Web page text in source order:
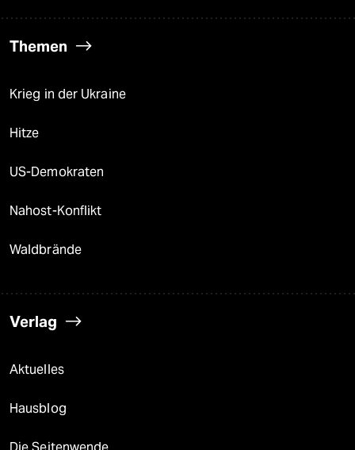
Themen
Krieg in der Ukraine
Hitze
US-Demokraten
Nahost-Konflikt
Waldbrände
Verlag
Aktuelles
Hausblog
Die Seitenwende